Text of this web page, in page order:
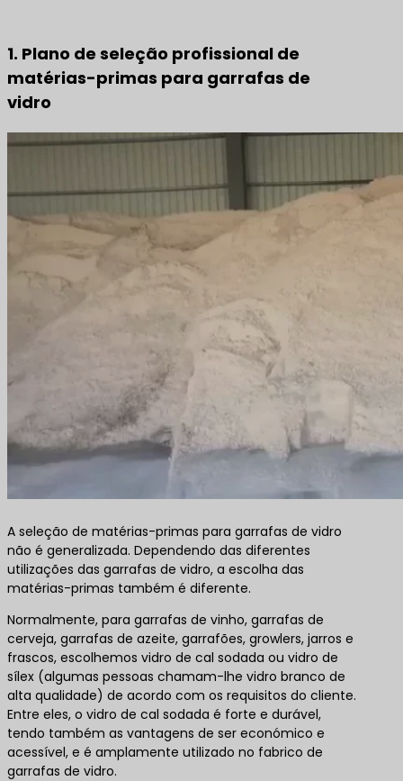
1. Plano de seleção profissional de
matérias-primas para garrafas de
vidro
A seleção de matérias-primas para garrafas de vidro
não é generalizada. Dependendo das diferentes
utilizações das garrafas de vidro, a escolha das
matérias-primas também é diferente.
Normalmente, para garrafas de vinho, garrafas de
cerveja, garrafas de azeite, garrafões, growlers, jarros e
frascos, escolhemos vidro de cal sodada ou vidro de
sílex (algumas pessoas chamam-lhe vidro branco de
alta qualidade) de acordo com os requisitos do cliente.
Entre eles, o vidro de cal sodada é forte e durável,
tendo também as vantagens de ser económico e
acessível, e é amplamente utilizado no fabrico de
garrafas de vidro.